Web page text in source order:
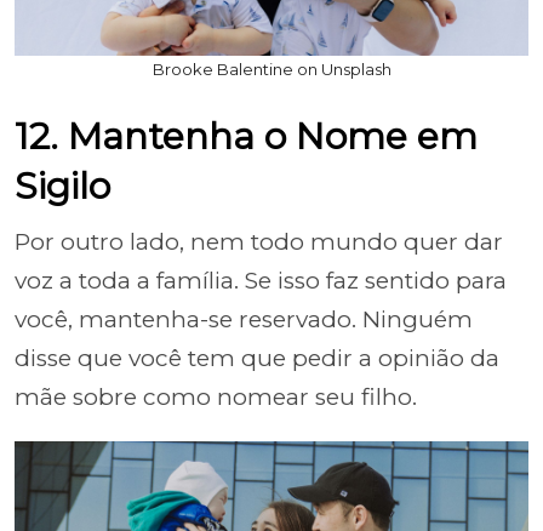
Brooke Balentine on Unsplash
12. Mantenha o Nome em
Sigilo
Por outro lado, nem todo mundo quer dar
voz a toda a família. Se isso faz sentido para
você, mantenha-se reservado. Ninguém
disse que você tem que pedir a opinião da
mãe sobre como nomear seu filho.